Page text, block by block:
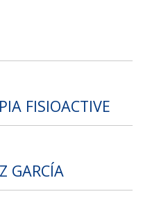
FISIOACTIVE
GARCÍA